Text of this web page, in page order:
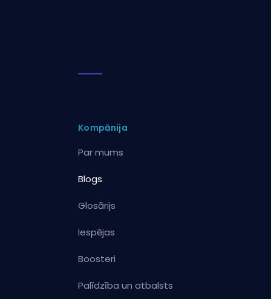
Kompānija
Par mums
Blogs
Glosārijs
Iespējas
Boosteri
Palīdzība un atbalsts